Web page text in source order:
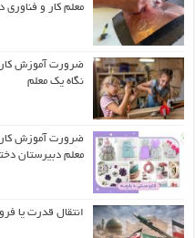
معلم کار و فناوری
ضرورت آموزش کار
نگاه یک معلم
ضرورت آموزش کار
معلم دبیرستان
انتقال قدرت یا